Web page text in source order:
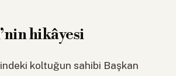
hikâyesi
koltuğun sahibi Başkan